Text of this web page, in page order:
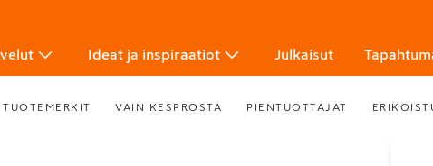
Ideat ja inspiraatiot Julkaisut
TUOTEMERKIT VAIN KESPROSTA PIENTUOTTAJAT